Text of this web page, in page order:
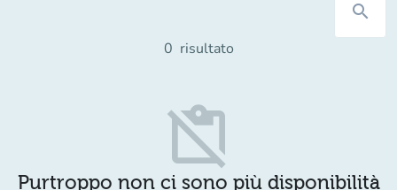
search
0 risultato
content_paste_off
Purtroppo non ci sono più disponibilità